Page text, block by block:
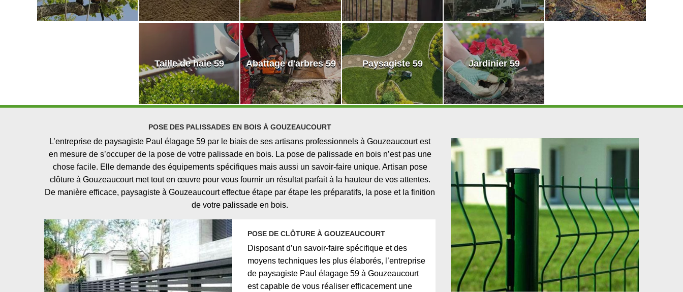
Taille de haie 59 Abattage d'arbres 59 Paysagiste 59 Jardinier 59
POSE DES PALISSADES EN BOIS À GOUZEAUCOURT
L’entreprise de paysagiste Paul élagage 59 par le biais de ses artisans professionnels à Gouzeaucourt est
en mesure de s’occuper de la pose de votre palissade en bois. La pose de palissade en bois n’est pas une
chose facile. Elle demande des équipements spécifiques mais aussi un savoir-faire unique. Artisan pose
clôture à Gouzeaucourt met tout en œuvre pour vous fournir un résultat parfait à la hauteur de vos attentes.
De manière efficace, paysagiste à Gouzeaucourt effectue étape par étape les préparatifs, la pose et la finition
de votre palissade en bois.
POSE DE CLÔTURE À GOUZEAUCOURT
Disposant d’un savoir-faire spécifique et des
moyens techniques les plus élaborés, l’entreprise
de paysagiste Paul élagage 59 à Gouzeaucourt
est capable de vous réaliser efficacement une